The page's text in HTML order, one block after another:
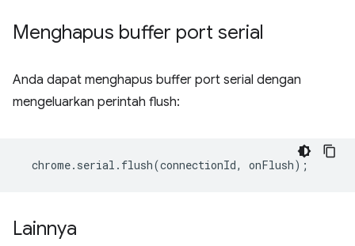
Menghapus buffer port serial
Anda dapat menghapus buffer port serial dengan
mengeluarkan perintah flush:
chrome. serial . flush(connectionId, onFlush);
Lainnya